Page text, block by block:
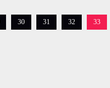
30 31 32 33